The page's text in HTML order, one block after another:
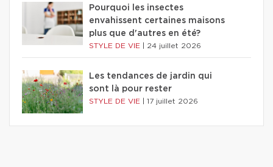
Pourquoi les insectes
envahissent certaines maisons
plus que d'autres en été?
STYLE DE VIE 24 juillet 2026
Les tendances de jardin qui
sont là pour rester
STYLE DE VIE 17 juillet 2026